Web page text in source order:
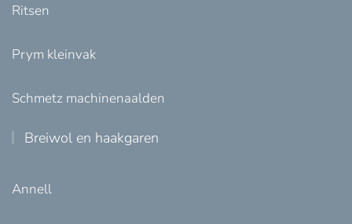
Ritsen
Prym kleinvak
Schmetz machinenaalden
Breiwol en haakgaren
Annell